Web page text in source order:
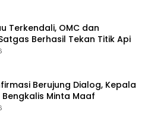
Terkendali, OMC dan
Berhasil Tekan Titik Api
Berujung Dialog, Kepala
Bengkalis Minta Maaf